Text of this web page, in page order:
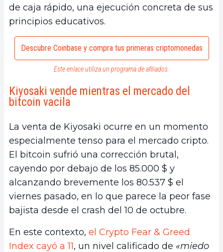
de caja rápido, una ejecución concreta de sus
principios educativos.
Descubre Coinbase y compra tus primeras criptomonedas
Este enlace utiliza un programa de afiliados.
Kiyosaki vende mientras el mercado del
bitcoin vacila
La venta de Kiyosaki ocurre en un momento
especialmente tenso para el mercado cripto.
El bitcoin sufrió una corrección brutal,
cayendo por debajo de los 85.000 $ y
alcanzando brevemente los 80.537 $ el
viernes pasado, en lo que parece la peor fase
bajista desde el crash del 10 de octubre.
En este contexto, el Crypto Fear & Greed
Index cayó a 11, un nivel calificado de «miedo